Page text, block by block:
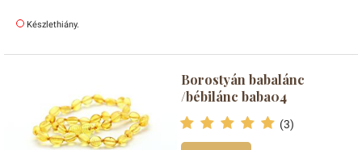
Készlethiány.
Borostyán babalánc
/bébilánc baba04
(3)